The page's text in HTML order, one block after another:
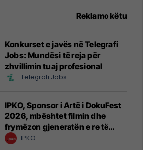
Reklamo këtu
Konkurset e javës në Telegrafi
Jobs: Mundësi të reja për
zhvillimin tuaj profesional
Telegrafi Jobs
IPKO, Sponsor i Artë i DokuFest
2026, mbështet filmin dhe
frymëzon gjeneratën e re të
krijuesve
IPKO